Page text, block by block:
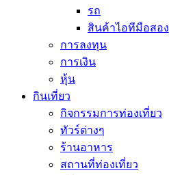
รถ
สินค้าไอทีมือสอง
การลงทุน
การเงิน
หุ้น
กินเที่ยว
กิจกรรมการท่องเที่ยว
ทัวร์ต่างๆ
ร้านอาหาร
สถานที่ท่องเที่ยว